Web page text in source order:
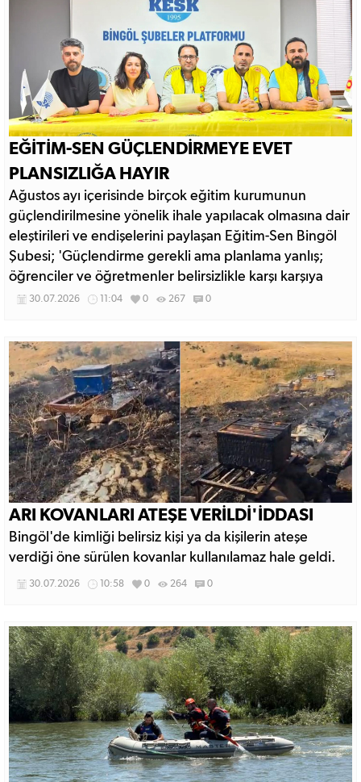
EĞİTİM-SEN GÜÇLENDİRMEYE EVET
PLANSIZLIĞA HAYIR
Ağustos ayı içerisinde birçok eğitim kurumunun
güçlendirilmesine yönelik ihale yapılacak olmasına dair
eleştirileri ve endişelerini paylaşan Eğitim-Sen Bingöl
Şubesi; 'Güçlendirme gerekli ama planlama yanlış;
öğrenciler ve öğretmenler belirsizlikle karşı karşıya
bırakılıyor.'
30.07.2026 11:04 0 267 0
ARI KOVANLARI ATEŞE VERİLDİ'İDDASI
Bingöl'de kimliği belirsiz kişi ya da kişilerin ateşe
verdiği öne sürülen kovanlar kullanılamaz hale geldi.
30.07.2026 10:58 0 264 0